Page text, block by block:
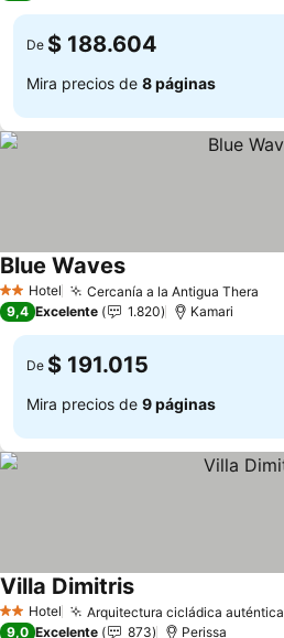
De $ 188.604
Mira precios de 8 páginas
2 Estrellas
Hotel Cercanía a la Antigua Thera
Blue WavesVer precios
9,4 Excelente 1.820 Kamari
De $ 191.015
Mira precios de 9 páginas
2 Estrellas
Hotel Arquitectura cicládica auténtica
Villa DimitrisVer precios
9,0 Excelente 873 Perissa